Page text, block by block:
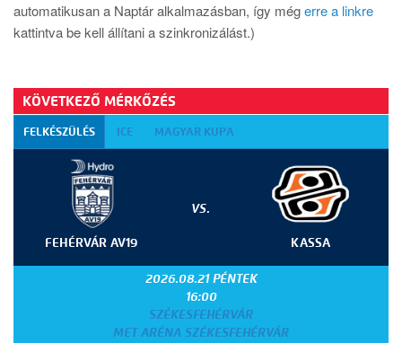
automatikusan a Naptár alkalmazásban, így mégerre a linkre
kattintva be kell állítani a szinkronizálást.)
KÖVETKEZŐ MÉRKŐZÉS
FELKÉSZÜLÉS ICE MAGYAR KUPA
FEHÉRVÁR AV19
VS.
KASSA
2026.08.21 PÉNTEK
16:00
SZÉKESFEHÉRVÁR
MET ARÉNA SZÉKESFEHÉRVÁR